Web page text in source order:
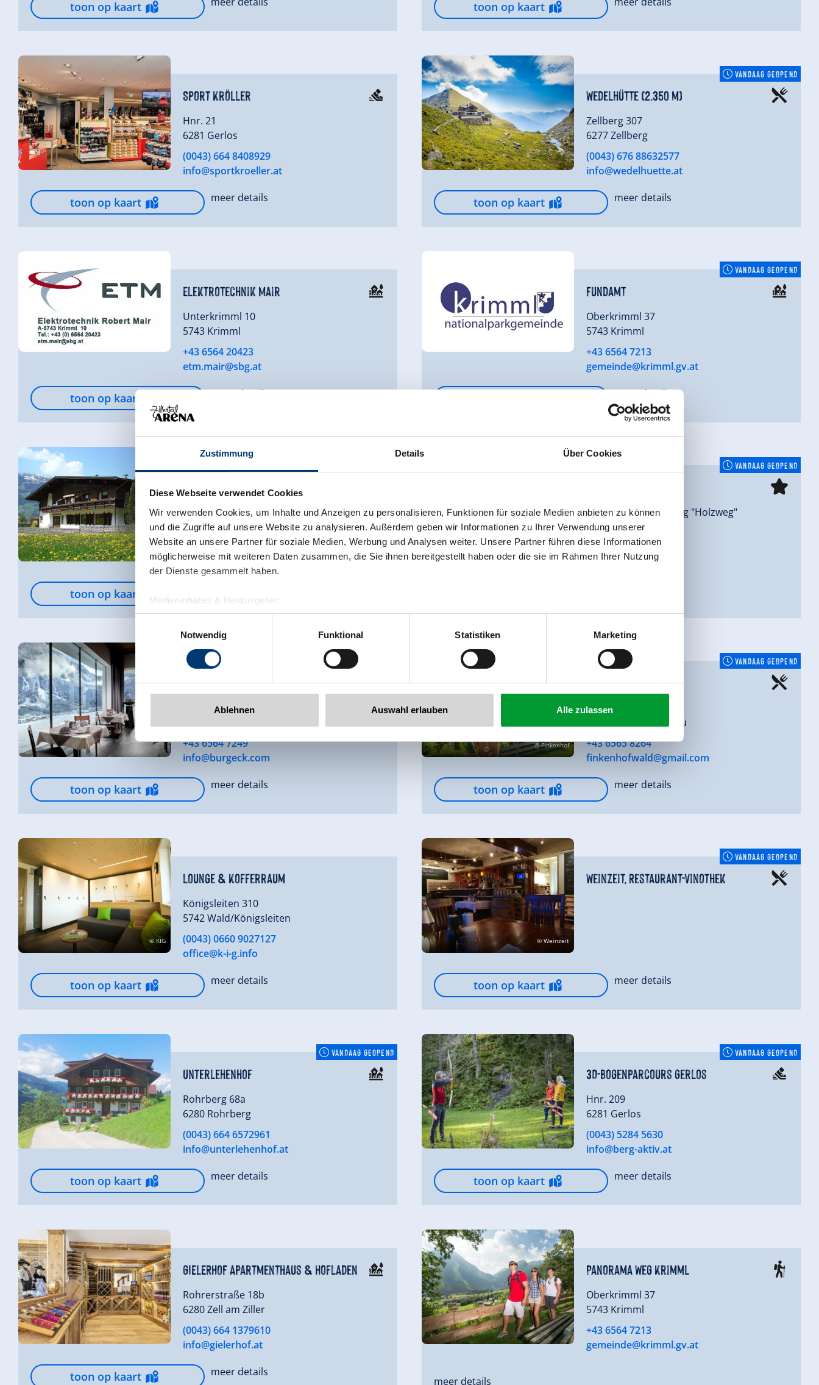
Zustimmung Details Über Cookies
Diese Webseite verwendet Cookies
Wir verwenden Cookies, um Inhalte und Anzeigen zu personalisieren, Funktionen für soziale Medien anbieten zu können
und die Zugriffe auf unsere Website zu analysieren. Außerdem geben wir Informationen zu Ihrer Verwendung unserer
Website an unsere Partner für soziale Medien, Werbung und Analysen weiter. Unsere Partner führen diese Informationen
möglicherweise mit weiteren Daten zusammen, die Sie ihnen bereitgestellt haben oder die sie im Rahmen Ihrer Nutzung
der Dienste gesammelt haben.
Medieninhaber & Herausgeber:
Zeller Bergbahnen Zillertal GmbH & Co KG
Rohr 23// A-6280 Zell am Ziller
www.zillertalarena.com
Notwendig
Funktional Statistiken Marketing
Ablehnen Auswahl erlauben Alle zulassen
toon op kaart toon op kaart
Sport Kröller
Hnr. 21
6281 Gerlos
(0043) 664 8408929
info@sportkroeller.at
toon op kaart meer details
VANDAAG GEOPEND
Wedelhütte (2.350 m)
Zellberg 307
6277 Zellberg
(0043) 676 88632577
info@wedelhuette.at
toon op kaart meer details
Elektrotechnik Mair
Unterkrimml 10
5743 Krimml
+43 6564 20423
etm.mair@sbg.at
toon op kaart meer details
VANDAAG GEOPEND
Fundamt
Oberkrimml 37
5743 Krimml
+43 6564 7213
gemeinde@krimml.gv.at
meer details
Gemeinde Hainzenberg
Dörfl 360
6278 Hainzenberg
(0043) 5282 2518
gemeinde@hainzenberg.tirol.gv.at
toon op kaart
VANDAAG GEOPEND
direkt am Themenweg "Holzweg"
6277 Zellberg
VANDAAG GEOPEND
Panoramahotel Burgeck****
Oberkrimml 79
+43 6564 7249
info@burgeck.com
toon op kaart meer details
© Finkenhof
VANDAAG GEOPEND
Finkenhof
Vorderkrimml 9
5742 Wald im Pinzgau
+43 6565 8264
finkenhofwald@gmail.com
toon op kaart meer details
© KIG
Lounge & Kofferraum
Königsleiten 310
5742 Wald/Königsleiten
(0043) 0660 9027127
office@k-i-g.info
toon op kaart meer details
© Weinzeit
VANDAAG GEOPEND
Weinzeit, Restaurant-Vinothek
toon op kaart meer details
VANDAAG GEOPEND
Unterlehenhof
Rohrberg 68a
6280 Rohrberg
(0043) 664 6572961
info@unterlehenhof.at
toon op kaart meer details
VANDAAG GEOPEND
3D-Bogenparcours Gerlos
Hnr. 209
6281 Gerlos
(0043) 5284 5630
info@berg-aktiv.at
toon op kaart meer details
GIELERHOF Apartmenthaus & Hofladen
Rohrerstraße 18b
6280 Zell am Ziller
(0043) 664 1379610
info@gielerhof.at
toon op kaart meer details
Panorama Weg Krimml
Oberkrimml 37
5743 Krimml
+43 6564 7213
gemeinde@krimml.gv.at
meer details